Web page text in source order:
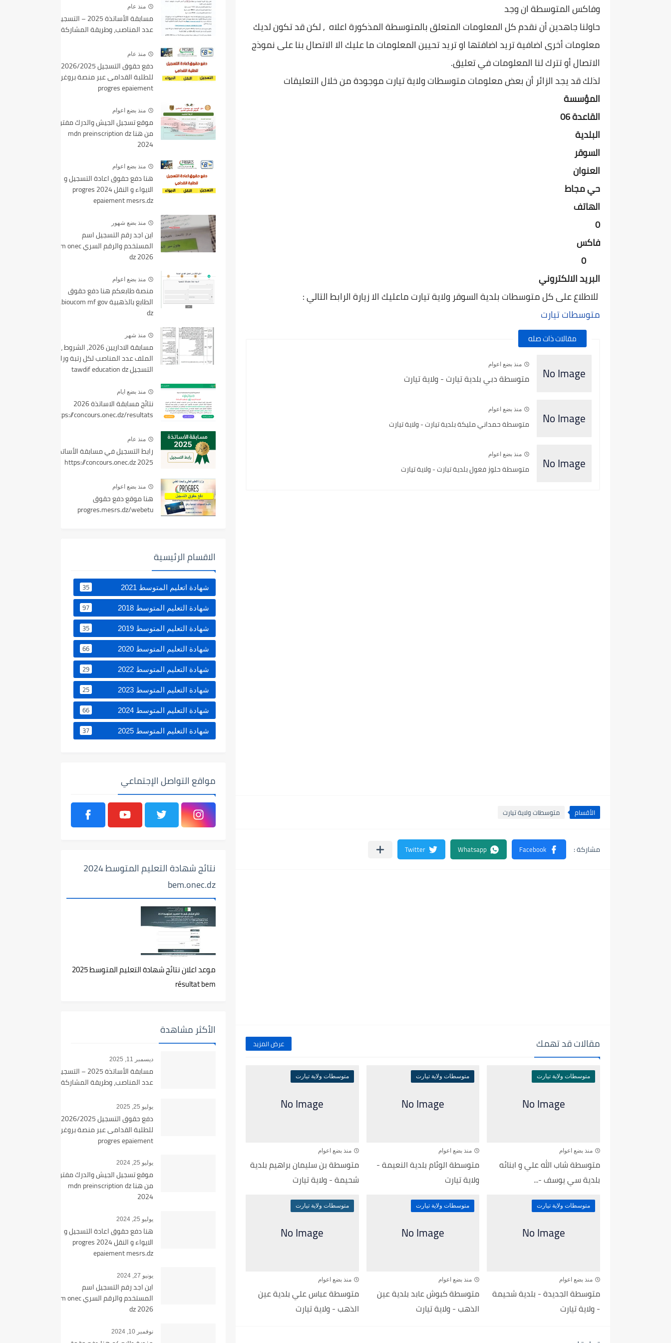
وفاكس المتوسطة ان وجد
حاولنا جاهدين أن نقدم كل المعلومات المتعلق بالمتوسطة المذكورة اعلاه , لكن قد تكون لديك
معلومات أخرى اضافية تريد اضافتها او تريد تحيين المعلومات ما عليك الا الاتصال بنا على نموذج
الاتصال أو تترك لنا المعلومات في تعليق.
لذلك قد يجد الزائر أن بعض معلومات متوسطات ولاية تيارت موجودة من خلال التعليقات
المؤسسة
القاعدة 06
البلدية
السوقر
العنوان
حي مجاط
الهاتف
0
فاكس
0
البريد الالكتروني
للاطلاع على كل متوسطات بلدية السوقر ولاية تيارت ماعليك الا زيارة الرابط التالي :
متوسطات تيارت
مقالات ذات صله
منذ بضع اعوام
متوسطة دبي بلدية تيارت - ولاية تيارت
منذ بضع اعوام
متوسطة حمداني مليكة بلدية تيارت - ولاية تيارت
منذ بضع اعوام
متوسطة حلوز فغول بلدية تيارت - ولاية تيارت
الأقسام متوسطات ولاية تيارت
مقالات قد تهمك عرض المزيد
متوسطات ولاية تيارت
منذ بضع اعوام
متوسطة شاب الله علي و ابنائه
بلدية سي يوسف -...
متوسطات ولاية تيارت
منذ بضع اعوام
متوسطة الوئام بلدية النعيمة -
ولاية تيارت
متوسطات ولاية تيارت
منذ بضع اعوام
متوسطة بن سليمان براهيم بلدية
شحيمة - ولاية تيارت
متوسطات ولاية تيارت
منذ بضع اعوام
متوسطة الجديدة - بلدية شحيمة
- ولاية تيارت
متوسطات ولاية تيارت
منذ بضع اعوام
متوسطة كبوش عابد بلدية عين
الذهب - ولاية تيارت
متوسطات ولاية تيارت
منذ بضع اعوام
متوسطة عباس علي بلدية عين
الذهب - ولاية تيارت
منذ عام
مسابقة الأساتذة 2025 – التسجيل،
عدد المناصب، وطريقة المشاركة
منذ عام
دفع حقوق التسجيل 2026/2025
للطلبة القدامى عبر منصة بروغرس
progres epaiement
منذ بضع اعوام
موقع تسجيل الجيش والدرك مفتوح
من هنا mdn preinscription dz
2024
منذ بضع اعوام
هنا دفع حقوق اعادة التسجيل و
الايواء و النقل 2024 progres
epaiement mesrs.dz
منذ بضع شهور
اين اجد رقم التسجيل اسم
المستخدم والرقم السري bem onec
dz 2026
منذ بضع اعوام
منصة طابعكم هنا دفع حقوق
الطابع بالذهبية tabioucom mf gov
dz
منذ شهر
مسابقة الاداريين 2026, الشروط ،
الملف عدد المناصب لكل رتبة ورابط
التسجيل tawdif education dz
منذ بضع ايام
نتائج مسابقة الاساتذة 2026
https://concours.onec.dz/resultats
منذ عام
رابط التسجيل في مسابقة الأساتذة
2025 https://concours.onec.dz
منذ بضع اعوام
هنا موقع دفع حقوق
progres.mesrs.dz/webetu
الاقسام الرئيسية
شهادة اتعليم المتوسط 2021 35
شهادة التعليم المتوسط 2018 97
شهادة التعليم المتوسط 2019 35
شهادة التعليم المتوسط 2020 66
شهادة التعليم المتوسط 2022 29
شهادة التعليم المتوسط 2023 25
شهادة التعليم المتوسط 2024 66
شهادة التعليم المتوسط 2025 37
مواقع التواصل الإجتماعي
نتائج شهادة التعليم المتوسط 2024
bem.onec.dz
موعد اعلان نتائج شهادة التعليم المتوسط 2025
résultat bem
الأكثر مشاهدة
ديسمبر 11, 2025
مسابقة الأساتذة 2025 – التسجيل،
عدد المناصب، وطريقة المشاركة
يوليو 25, 2025
دفع حقوق التسجيل 2026/2025
للطلبة القدامى عبر منصة بروغرس
progres epaiement
يوليو 25, 2024
موقع تسجيل الجيش والدرك مفتوح
من هنا mdn preinscription dz
2024
يوليو 25, 2024
هنا دفع حقوق اعادة التسجيل و
الايواء و النقل 2024 progres
epaiement mesrs.dz
يونيو 27, 2024
اين اجد رقم التسجيل اسم
المستخدم والرقم السري bem onec
dz 2026
نوفمبر 10, 2024